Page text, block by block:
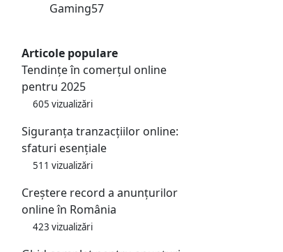
Gaming57
Articole populare
Tendințe în comerțul online
pentru 2025
605 vizualizări
Siguranța tranzacțiilor online:
sfaturi esențiale
511 vizualizări
Creștere record a anunțurilor
online în România
423 vizualizări